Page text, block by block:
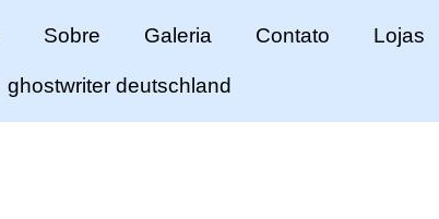
Sobre Galeria Contato Lojas
ghostwriter deutschland